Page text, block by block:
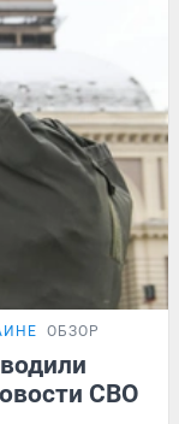
ОБЗОР
СВО